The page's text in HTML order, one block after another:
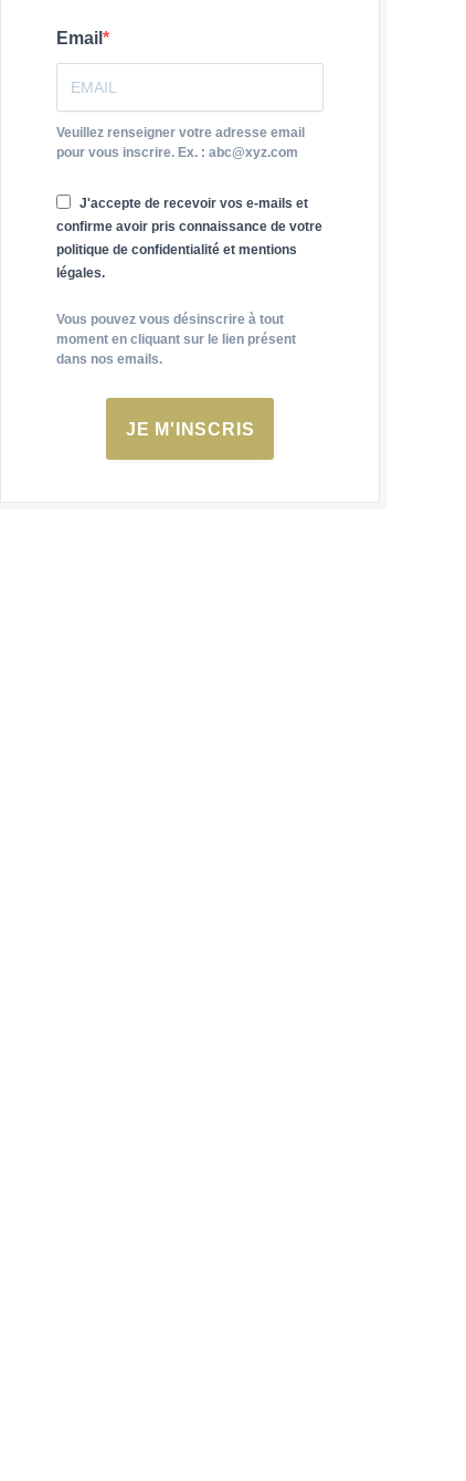
Email
Veuillez renseigner votre adresse email
pour vous inscrire. Ex. : abc@xyz.com
J'accepte de recevoir vos e-mails et
confirme avoir pris connaissance de votre
politique de confidentialité et mentions
légales.
Vous pouvez vous désinscrire à tout
moment en cliquant sur le lien présent
dans nos emails.
JE M'INSCRIS